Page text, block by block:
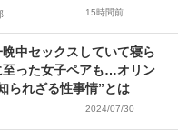
15時間前
晩中セックスしていて寝ら
至った女子ペアも…オリン
られざる性事情”とは
2024/07/30